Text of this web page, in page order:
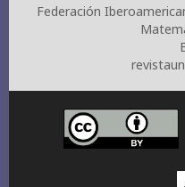
Federación